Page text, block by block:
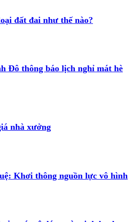
đất đai như thế nào?
Đô thông báo lịch nghỉ mát hè
nhà xưởng
Khơi thông nguồn lực vô hình